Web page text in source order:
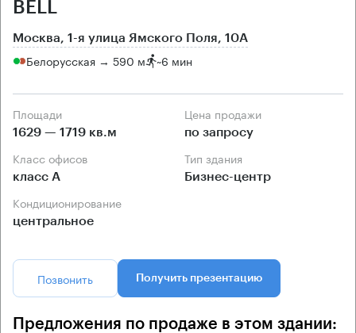
BELL
Москва, 1-я улица Ямского Поля, 10А
Белорусская → 590 м ~6 мин
Площади
1629 — 1719 кв.м
Цена продажи
по запросу
Класс офисов
класс А
Тип здания
Бизнес-центр
Кондиционирование
центральное
Позвонить Получить презентацию
Предложения по продаже в этом здании: